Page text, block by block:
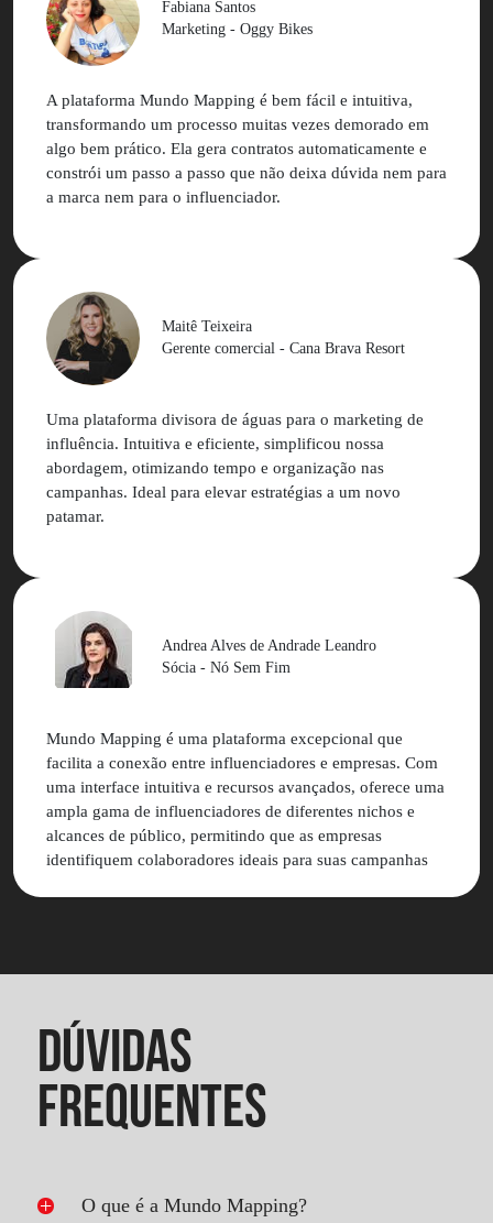
Fabiana Santos
Marketing - Oggy Bikes
A plataforma Mundo Mapping é bem fácil e intuitiva,
transformando um processo muitas vezes demorado em
algo bem prático. Ela gera contratos automaticamente e
constrói um passo a passo que não deixa dúvida nem para
a marca nem para o influenciador.
Maitê Teixeira
Gerente comercial - Cana Brava Resort
Uma plataforma divisora de águas para o marketing de
influência. Intuitiva e eficiente, simplificou nossa
abordagem, otimizando tempo e organização nas
campanhas. Ideal para elevar estratégias a um novo
patamar.
Andrea Alves de Andrade Leandro
Sócia - Nó Sem Fim
Mundo Mapping é uma plataforma excepcional que
facilita a conexão entre influenciadores e empresas. Com
uma interface intuitiva e recursos avançados, oferece uma
ampla gama de influenciadores de diferentes nichos e
alcances de público, permitindo que as empresas
identifiquem colaboradores ideais para suas campanhas
DÚVIDAS
FREQUENTES
O que é a Mundo Mapping?